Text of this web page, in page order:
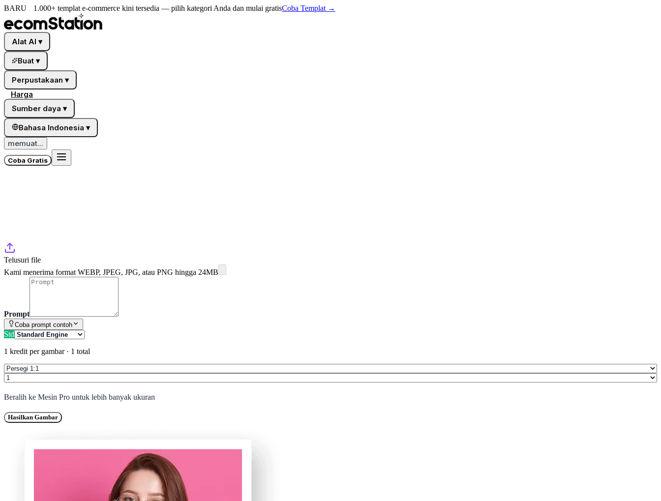
BARU 1.000+ templat e-commerce kini tersedia — pilih kategori Anda dan mulai gratisCoba Templat →
Alat AI ▾
Buat ▾
Perpustakaan ▾
Harga
Sumber daya ▾
Bahasa Indonesia ▾
memuat...
Coba Gratis
Telusuri file
Kami menerima format WEBP, JPEG, JPG, atau PNG hingga 24MB
Prompt
Coba prompt contoh
Std
1 kredit per gambar· 1 total
Beralih ke Mesin Pro untuk lebih banyak ukuran
Hasilkan Gambar